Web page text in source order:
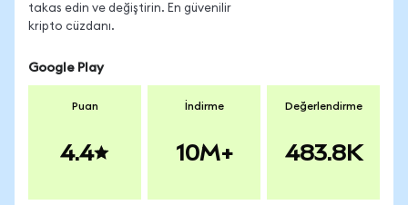
takas edin ve değiştirin. En güvenilir
kripto cüzdanı.
Google Play
Puan
4.4
İndirme
10M+
Değerlendirme
483.8K